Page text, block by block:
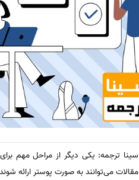
سینا ترجمه: یکی دیگر از مراحل مهم
مقالات می‌توانند به صورت پوستر ارائه